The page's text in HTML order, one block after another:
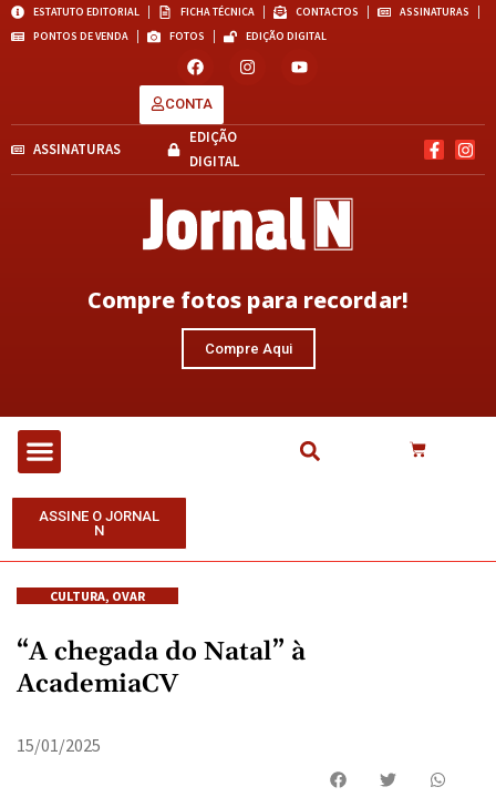
ESTATUTO EDITORIAL FICHA TÉCNICA CONTACTOS
ASSINATURAS
PONTOS DE VENDA
FOTOS EDIÇÃO DIGITAL
CONTA
ASSINATURAS
EDIÇÃO
DIGITAL
Compre fotos para recordar!
Compre Aqui
ASSINE O JORNAL
N
CULTURA, OVAR
“A chegada do Natal” à
AcademiaCV
15/01/2025